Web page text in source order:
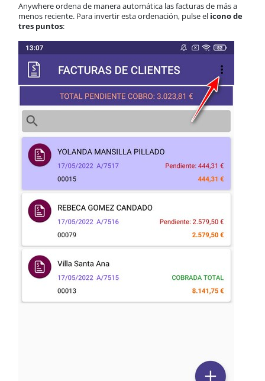
Anywhere ordena de manera automática las facturas de más a
menos reciente. Para invertir esta ordenación, pulse el icono de
tres puntos: